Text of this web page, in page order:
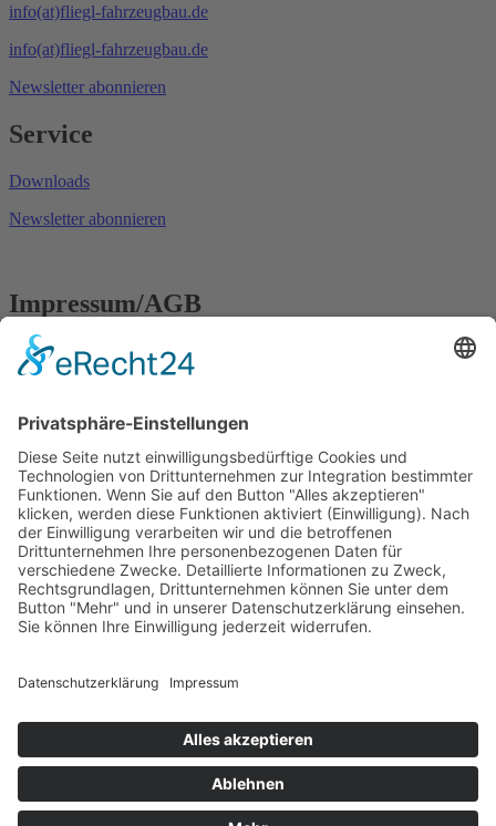
info(at)fliegl-fahrzeugbau.de
info(at)fliegl-fahrzeugbau.de
Newsletter abonnieren
Service
Downloads
Newsletter abonnieren
Impressum/AGB
Impressum
Datenschutz
Firmengruppe Fliegl
RPS Trailer Rental
Fliegl Agrartechnik
Fliegl AGRO-CENTER
Fliegl Bau- und Kommunaltechnik
Fliegl Dosiertechnik
Fliegl Forsttechnik
Kontakt
Fliegl Fahrzeugbau GmbH
D - 07819 Triptis
Tel: +49 (0) 36482/830-0
Fax: +49 (0) 36482/830-60
info(at)fliegl-fahrzeugbau.de